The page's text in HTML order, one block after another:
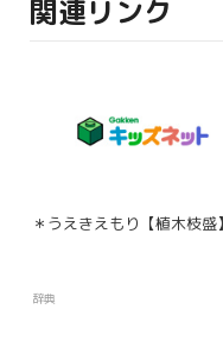
関連リンク
＊うえきえもり【植木枝盛】
辞典